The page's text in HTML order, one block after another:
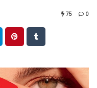
75 0